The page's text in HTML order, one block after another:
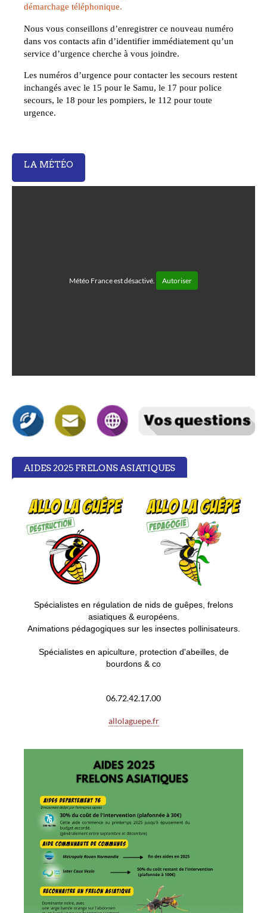
démarchage téléphonique.
Nous vous conseillons d’enregistrer ce nouveau numéro
dans vos contacts afin d’identifier immédiatement qu’un
service d’urgence cherche à vous joindre.
Les numéros d’urgence pour contacter les secours restent
inchangés avec le 15 pour le Samu, le 17 pour police
secours, le 18 pour les pompiers, le 112 pour toute
urgence.
LA MÉTÉO
Météo France est désactivé. Autoriser
AIDES 2025 FRELONS ASIATIQUES
Spécialistes en régulation de nids de guêpes, frelons
asiatiques & européens.
Animations pédagogiques sur les insectes pollinisateurs.
Spécialistes en apiculture, protection d'abeilles, de
bourdons & co
06.72.42.17.00
allolaguepe.fr